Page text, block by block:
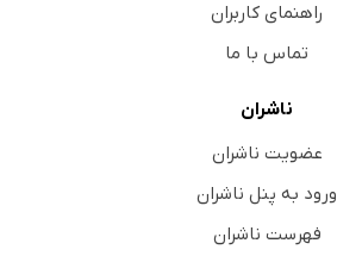
راهنمای کاربران
تماس با ما
ناشران
عضویت ناشران
ورود به پنل ناشران
فهرست ناشران